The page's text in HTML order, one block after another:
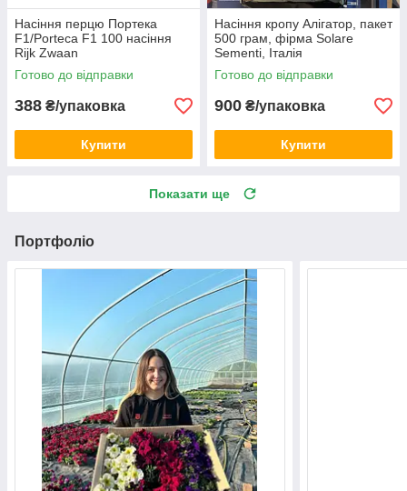
Насіння перцю Портека
F1/Porteca F1 100 насіння
Rijk Zwaan
Готово до відправки
388 ₴/упаковка
Купити
Насіння кропу Алігатор, пакет
500 грам, фірма Solare
Sementi, Італія
Готово до відправки
900 ₴/упаковка
Купити
Показати ще
Портфоліо